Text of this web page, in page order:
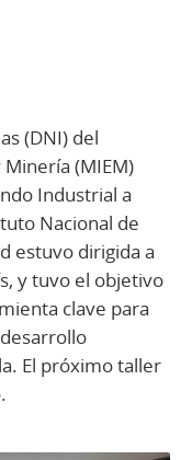
(DNI) del
(MIEM)
Industrial a
Nacional de
estuvo dirigida a
y tuvo el objetivo
clave para
El próximo taller